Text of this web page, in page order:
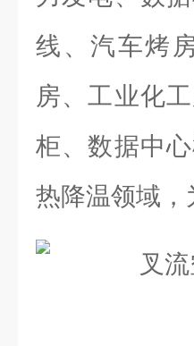
线、汽车烤
房、工业化
柜、数据中
热降温领域